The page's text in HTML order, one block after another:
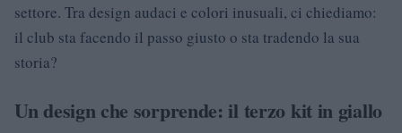
settore. Tra design audaci e colori inusuali, ci chiediamo:
il club sta facendo il passo giusto o sta tradendo la sua
storia?
Un design che sorprende: il terzo kit in giallo